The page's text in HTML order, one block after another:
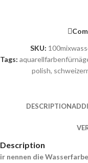
SKU:
Tags:
polish,
DESCRIPTION
Description
ir nennen die